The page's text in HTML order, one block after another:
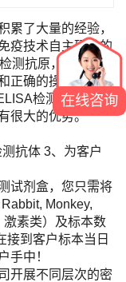
累了大量的经验，
疫技术自主研发的
测抗原，定性检测
正确的操作是保证
检测的方便
很大的优势。
抗体 3、为客户
试剂盒，您只需将
Monkey,
素类）及标本数
接到客户标本当日
手中！
开展不同层次的密
在线咨询